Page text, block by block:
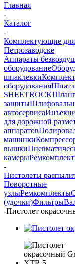
Главная
-
Каталог
-
Комплектующие для
Петрозаводске
Аппараты
оборудование
шпаклевки
оборудования
SHEETROCK
защиты
автосервиса
для дорожной
аппаратов
машинки
вышки
камеры
-
Пистолеты
Поворотные
узлыРемкомплекты
(удочки)Фильтры
-Пистолет